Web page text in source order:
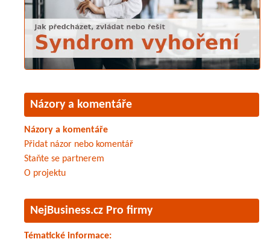
Názory a komentáře
Názory a komentáře
Přidat názor nebo komentář
Staňte se partnerem
O projektu
NejBusiness.cz Pro firmy
Tématické informace: